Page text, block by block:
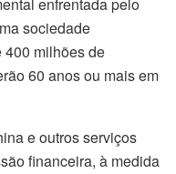
sociedade
400 milhões de
60 anos ou mais em
e outros serviços
financeira, à medida